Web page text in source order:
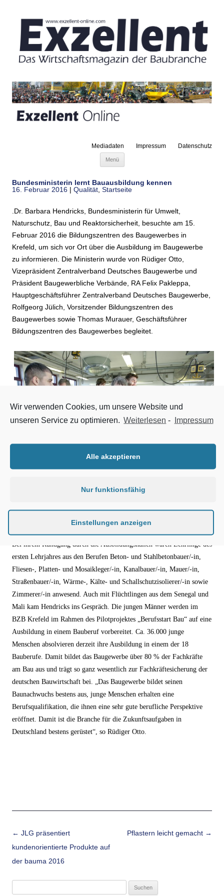
Mediadaten Impressum Datenschutz
Menü
Bundesministerin lernt Bauausbildung kennen
16. Februar 2016 | Qualität Startseite
.Dr. Barbara Hendricks, Bundesministerin für Umwelt,
Naturschutz, Bau und Reaktorsicherheit, besuchte am 15.
Februar 2016 die Bildungszentren des Baugewerbes in
Krefeld, um sich vor Ort über die Ausbildung im Baugewerbe
zu informieren. Die Ministerin wurde von Rüdiger Otto,
Vizepräsident Zentralverband Deutsches Baugewerbe und
Präsident Baugewerbliche Verbände, RA Felix Pakleppa,
Hauptgeschäftsführer Zentralverband Deutsches Baugewerbe,
Rolfgeorg Jülich, Vorsitzender Bildungszentren des
Baugewerbes sowie Thomas Murauer, Geschäftsführer
Bildungszentren des Baugewerbes begleitet.
Bundesministerin Hendricks besucht das Bau Asbildungszentrum in
Bei ihrem Rundgang durch die Ausbildungshallen waren Lehrlinge des
ersten Lehrjahres aus den Berufen Beton- und Stahlbetonbauer/-in,
Fliesen-, Platten- und Mosaikleger/-in, Kanalbauer/-in, Mauer/-in,
Straßenbauer/-in, Wärme-, Kälte- und Schallschutzisolierer/-in sowie
Zimmerer/-in anwesend. Auch mit Flüchtlingen aus dem Senegal und
Mali kam Hendricks ins Gespräch. Die jungen Männer werden im
BZB Krefeld im Rahmen des Pilotprojektes „Berufsstart Bau“ auf eine
Ausbildung in einem Bauberuf vorbereitet. Ca. 36.000 junge
Menschen absolvieren derzeit ihre Ausbildung in einem der 18
Bauberufe. Damit bildet das Baugewerbe über 80 % der Fachkräfte
am Bau aus und trägt so ganz wesentlich zur Fachkräftesicherung der
deutschen Bauwirtschaft bei. „Das Baugewerbe bildet seinen
Baunachwuchs bestens aus, junge Menschen erhalten eine
Berufsqualifikation, die ihnen eine sehr gute berufliche Perspektive
eröffnet. Damit ist die Branche für die Zukunftsaufgaben in
Deutschland bestens gerüstet“, so Rüdiger Otto.
Beitrags-Navigation
← JLG präsentiert
kundenorientierte Produkte auf
der bauma 2016
Pflastern leicht gemacht →
Wir verwenden Cookies, um unsere Website und
unseren Service zu optimieren. Weiterlesen - Impressum
Alle akzeptieren
Nur funktionsfähig
Einstellungen anzeigen